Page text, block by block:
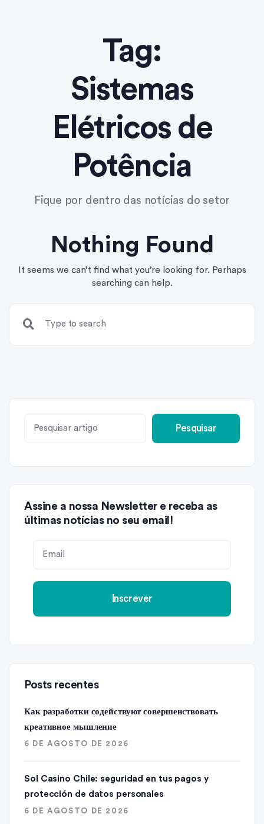
Tag:
Sistemas
Elétricos de
Potência
Fique por dentro das notícias do setor
Nothing Found
It seems we can’t find what you’re looking for. Perhaps
searching can help.
Pesquisar
Assine a nossa Newsletter e receba as
últimas notícias no seu email!
Posts recentes
Как разработки содействуют совершенствовать
креативное мышление
6 DE AGOSTO DE 2026
Sol Casino Chile: seguridad en tus pagos y
protección de datos personales
6 DE AGOSTO DE 2026